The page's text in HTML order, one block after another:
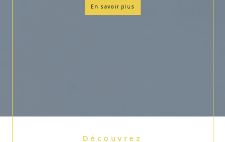
en savoir plus
Découvrez